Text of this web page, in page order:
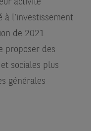
activité
à l’investissement
de 2021
proposer des
sociales plus
générales